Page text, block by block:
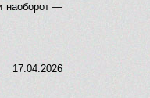
наоборот —
17.04.2026